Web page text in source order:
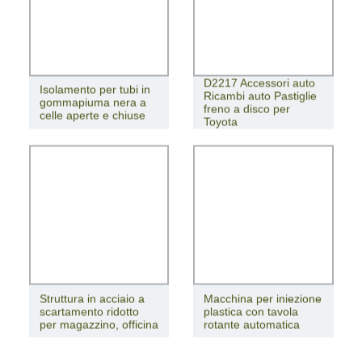
Isolamento per tubi in
gommapiuma nera a
celle aperte e chiuse
D2217 Accessori auto
Ricambi auto Pastiglie
freno a disco per
Toyota
Struttura in acciaio a
scartamento ridotto
per magazzino, officina
Macchina per iniezione
plastica con tavola
rotante automatica